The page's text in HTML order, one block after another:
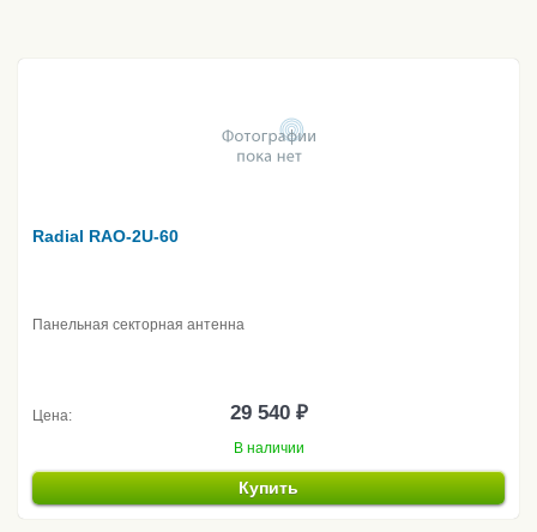
Radial RAO-2U-60
Панельная секторная антенна
Цена: 29 540 ₽
В наличии
Купить